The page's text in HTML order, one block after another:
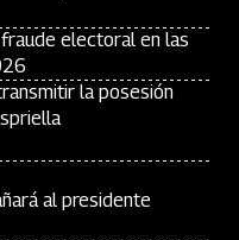
electoral en las
la posesión
al presidente